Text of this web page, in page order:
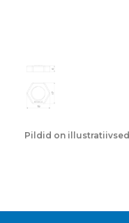
Pildid on illustratiivsed